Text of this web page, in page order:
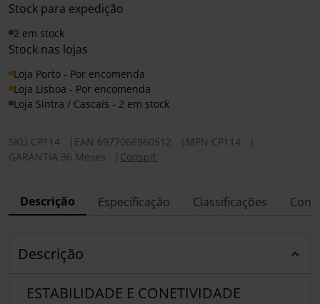
Stock para expedição
2 em stock
Stock nas lojas
Loja Porto - Por encomenda
Loja Lisboa - Por encomenda
Loja Sintra / Cascais - 2 em stock
SKU CP114 EAN 6977068960512 MPN CP114
GARANTIA 36 Meses
Conspit
Descrição Especificação Classificações
Descrição
ESTABILIDADE E CONETIVIDADE